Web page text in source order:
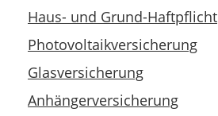
Haus- und Grund-Haftpflicht
Photovoltaikversicherung
Glasversicherung
Anhängerversicherung